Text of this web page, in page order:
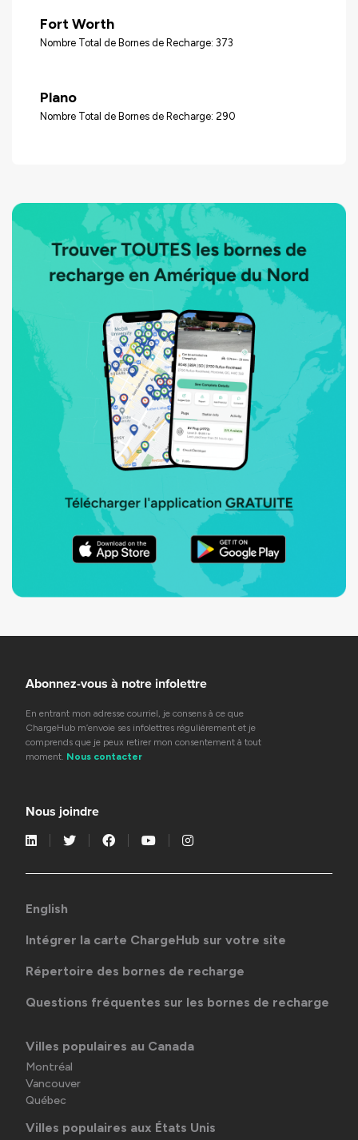
Fort Worth
Nombre Total de Bornes de Recharge: 373
Plano
Nombre Total de Bornes de Recharge: 290
Abonnez-vous à notre infolettre
En entrant mon adresse courriel, je consens à ce que
ChargeHub m’envoie ses infolettres régulièrement et je
comprends que je peux retirer mon consentement à tout
moment. Nous contacter
Nous joindre
English
Intégrer la carte ChargeHub sur votre site
Répertoire des bornes de recharge
Questions fréquentes sur les bornes de recharge
Villes populaires au Canada
Montréal
Vancouver
Québec
Villes populaires aux États Unis